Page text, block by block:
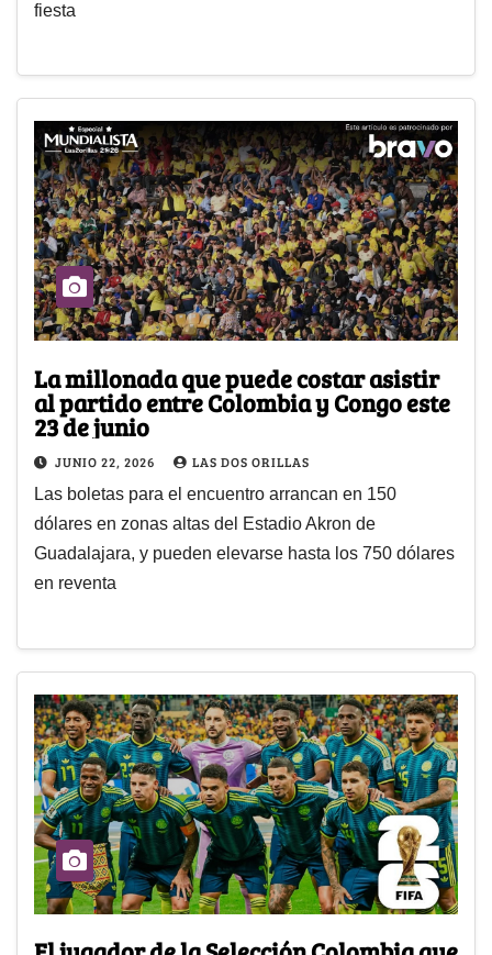
fiesta
La millonada que puede costar asistir
al partido entre Colombia y Congo este
23 de junio
JUNIO 22, 2026 LAS DOS ORILLAS
Las boletas para el encuentro arrancan en 150
dólares en zonas altas del Estadio Akron de
Guadalajara, y pueden elevarse hasta los 750 dólares
en reventa